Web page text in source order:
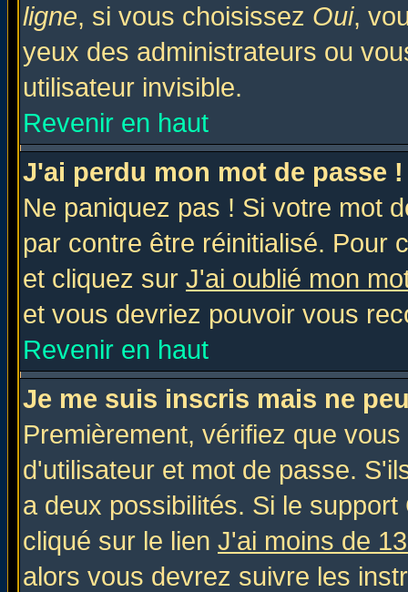
ligne, si vous choisissez Oui,
yeux des administrateurs ou
utilisateur invisible.
Revenir en haut
J'ai perdu mon mot de passe !
Ne paniquez pas ! Si votre mot
par contre être réinitialisé. Pour
et cliquez sur J'ai oublié mon
et vous devriez pouvoir vous
Revenir en haut
Je me suis inscris mais ne
Premièrement, vérifiez que
d'utilisateur et mot de passe.
a deux possibilités. Si le
cliqué sur le lien J'ai moins de
alors vous devrez suivre les